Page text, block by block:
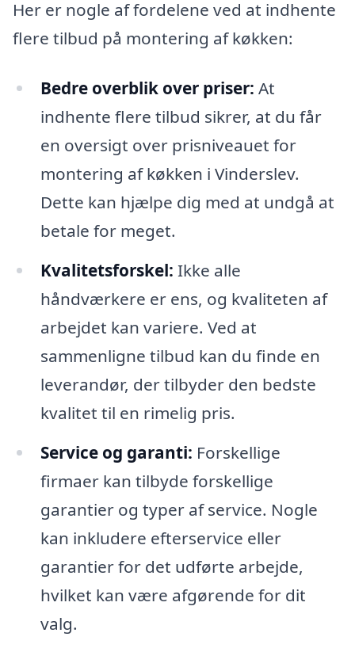
Her er nogle af fordelene ved at indhente
flere tilbud på montering af køkken:
Bedre overblik over priser: At
indhente flere tilbud sikrer, at du får
en oversigt over prisniveauet for
montering af køkken i Vinderslev.
Dette kan hjælpe dig med at undgå at
betale for meget.
Kvalitetsforskel: Ikke alle
håndværkere er ens, og kvaliteten af
arbejdet kan variere. Ved at
sammenligne tilbud kan du finde en
leverandør, der tilbyder den bedste
kvalitet til en rimelig pris.
Service og garanti: Forskellige
firmaer kan tilbyde forskellige
garantier og typer af service. Nogle
kan inkludere efterservice eller
garantier for det udførte arbejde,
hvilket kan være afgørende for dit
valg.